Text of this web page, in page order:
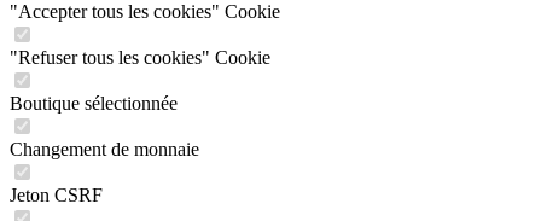
"Accepter tous les cookies" Cookie
"Refuser tous les cookies" Cookie
Boutique sélectionnée
Changement de monnaie
Jeton CSRF